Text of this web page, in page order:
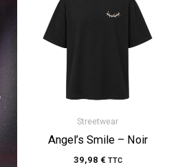
Streetwear
Angel’s Smile – Noir
39,98 € TTC